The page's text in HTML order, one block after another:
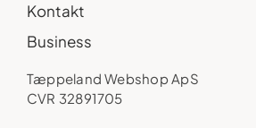
Kontakt
Business
Tæppeland Webshop ApS
CVR 32891705